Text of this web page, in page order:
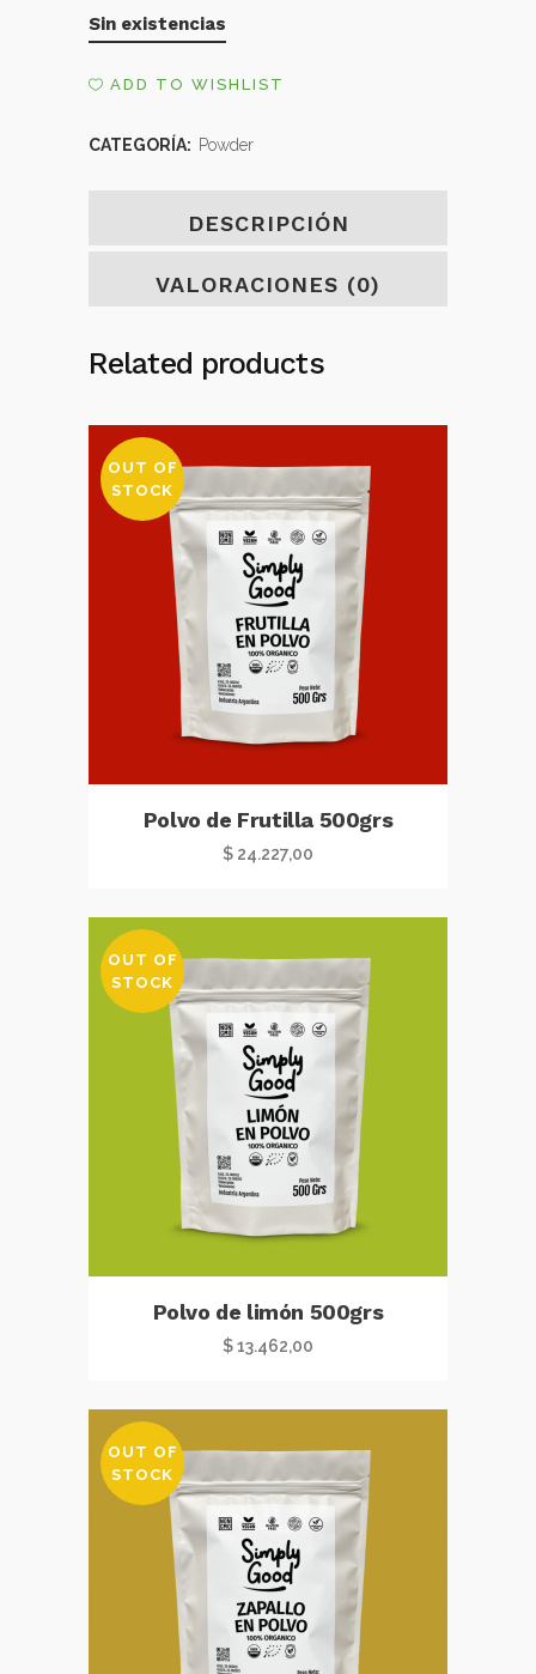
Sin existencias
ADD TO WISHLIST
CATEGORÍA: Powder
DESCRIPCIÓN
VALORACIONES (0)
Related products
OUT OF
STOCK
Polvo de Frutilla 500grs
$ 24.227,00
OUT OF
STOCK
Polvo de limón 500grs
$13.462,00
OUT OF
STOCK